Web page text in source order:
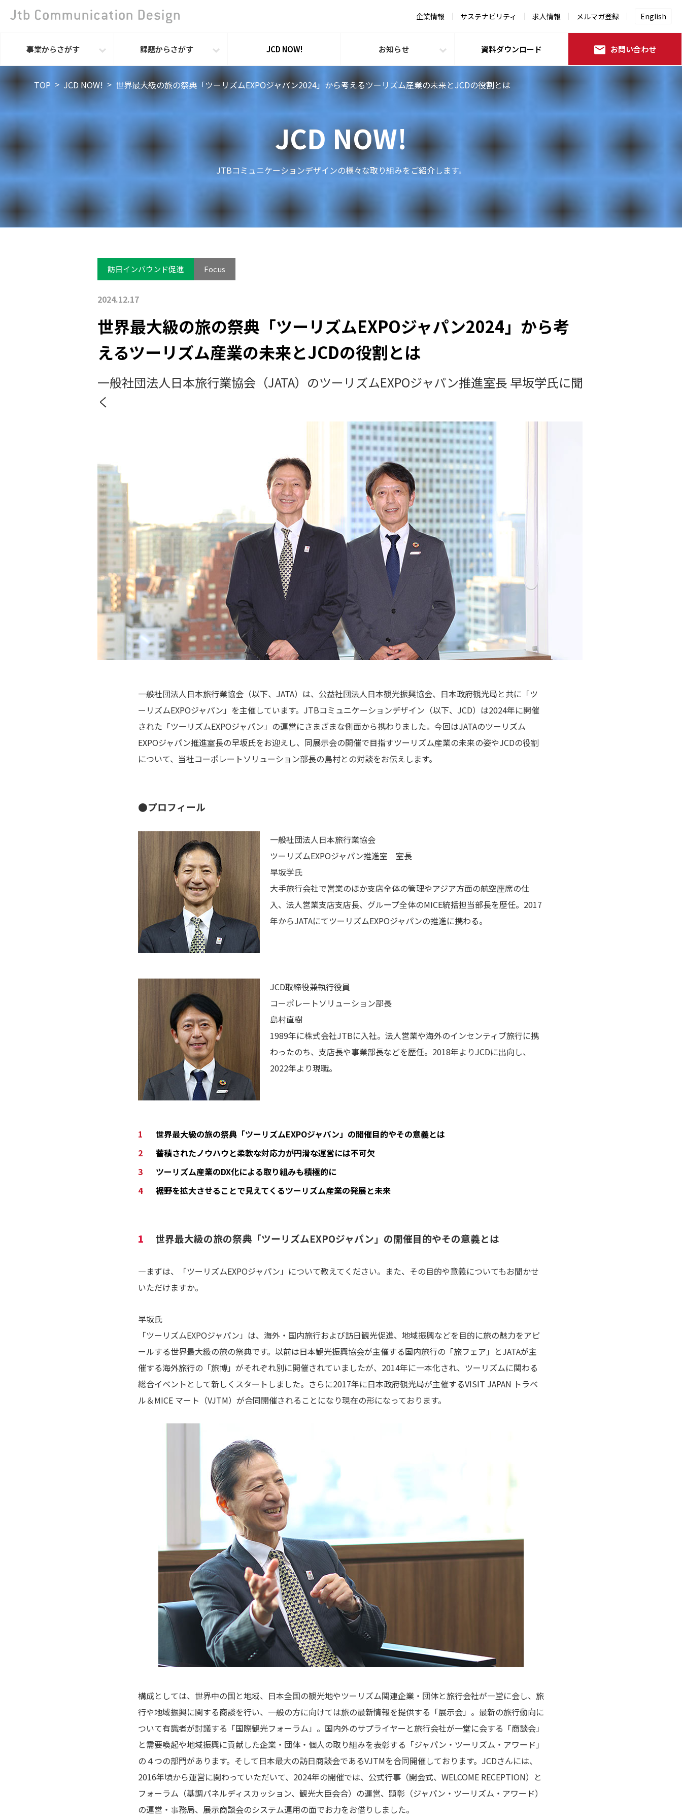
企業情報 サステナビリティ 求人情報 メルマガ登録 English
事業からさがす 課題からさがす JCD NOW! お知らせ 資料ダウンロード お問い合わせ
TOP JCD NOW! 世界最大級の旅の祭典「ツーリズムEXPOジャパン2024」から考えるツーリズム産業の未来とJCDの役割とは
JCD NOW!
JTBコミュニケーションデザインの様々な取り組みをご紹介します。
訪日インバウンド促進 Focus
2024.12.17
世界最大級の旅の祭典「ツーリズムEXPOジャパン2024」から考
えるツーリズム産業の未来とJCDの役割とは
一般社団法人日本旅行業協会（JATA）のツーリズムEXPOジャパン推進室長 早坂学氏に聞
く
一般社団法人日本旅行業協会（以下、JATA）は、公益社団法人日本観光振興協会、日本政府観光局と共に「ツ
ーリズムEXPOジャパン」を主催しています。JTBコミュニケーションデザイン（以下、JCD）は2024年に開催
された「ツーリズムEXPOジャパン」の運営にさまざまな側面から携わりました。今回はJATAのツーリズム
EXPOジャパン推進室長の早坂氏をお迎えし、同展示会の開催で目指すツーリズム産業の未来の姿やJCDの役割
について、当社コーポレートソリューション部長の島村との対談をお伝えします。
●プロフィール
一般社団法人日本旅行業協会
ツーリズムEXPOジャパン推進室 室長
早坂学氏
大手旅行会社で営業のほか支店全体の管理やアジア方面の航空座席の仕
入、法人営業支店支店長、グループ全体のMICE統括担当部長を歴任。2017
年からJATAにてツーリズムEXPOジャパンの推進に携わる。
JCD取締役兼執行役員
コーポレートソリューション部長
島村直樹
1989年に株式会社JTBに入社。法人営業や海外のインセンティブ旅行に携
わったのち、支店長や事業部長などを歴任。2018年よりJCDに出向し、
2022年より現職。
世界最大級の旅の祭典「ツーリズムEXPOジャパン」の開催目的やその意義とは
蓄積されたノウハウと柔軟な対応力が円滑な運営には不可欠
ツーリズム産業のDX化による取り組みも積極的に
裾野を拡大させることで見えてくるツーリズム産業の発展と未来
1 世界最大級の旅の祭典「ツーリズムEXPOジャパン」の開催目的やその意義とは
―まずは、「ツーリズムEXPOジャパン」について教えてください。また、その目的や意義についてもお聞かせ
いただけますか。
早坂氏
「ツーリズムEXPOジャパン」は、海外・国内旅行および訪日観光促進、地域振興などを目的に旅の魅力をアピ
ールする世界最大級の旅の祭典です。以前は日本観光振興協会が主催する国内旅行の「旅フェア」とJATAが主
催する海外旅行の「旅博」がそれぞれ別に開催されていましたが、2014年に一本化され、ツーリズムに関わる
総合イベントとして新しくスタートしました。さらに2017年に日本政府観光局が主催するVISIT JAPAN トラベ
ル＆MICE マート（VJTM）が合同開催されることになり現在の形になっております。
構成としては、世界中の国と地域、日本全国の観光地やツーリズム関連企業・団体と旅行会社が一堂に会し、旅
行や地域振興に関する商談を行い、一般の方に向けては旅の最新情報を提供する「展示会」。最新の旅行動向に
ついて有識者が討議する「国際観光フォーラム」。国内外のサプライヤーと旅行会社が一堂に会する「商談会」
と需要喚起や地域振興に貢献した企業・団体・個人の取り組みを表彰する「ジャパン・ツーリズム・アワード」
の４つの部門があります。そして日本最大の訪日商談会であるVJTMを合同開催しております。JCDさんには、
2016年頃から運営に関わっていただいて、2024年の開催では、公式行事（開会式、WELCOME RECEPTION）と
フォーラム（基調パネルディスカッション、観光大臣会合）の運営、顕彰（ジャパン・ツーリズム・アワード）
の運営・事務局、展示商談会のシステム運用の面でお力をお借りしました。